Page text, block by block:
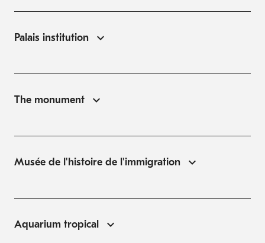
Palais institution
The monument
Musée de l'histoire de l'immigration
Aquarium tropical